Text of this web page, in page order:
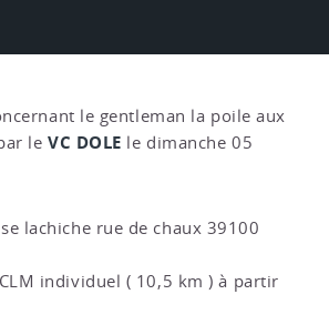
le gentleman la poile aux
le VC DOLE le dimanche 05
lachiche rue de chaux 39100
individuel ( 10,5 km ) à partir